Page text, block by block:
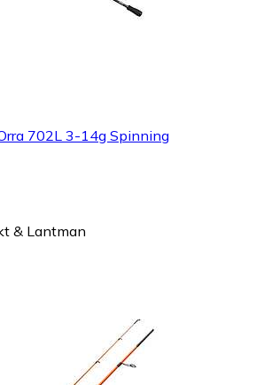
702L 3-14g Spinning
& Lantman